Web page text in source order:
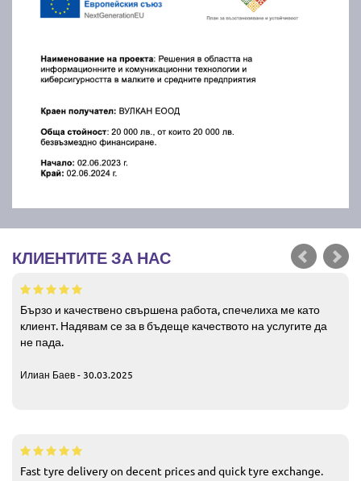
КЛИЕНТИТЕ ЗА НАС
Бързо и качествено свършена работа, спечелиха ме като
клиент. Надявам се за в бъдеще качеството на услугите да
не пада.
Илиан Баев - 30.03.2025
Fast tyre delivery on decent prices and quick tyre exchange.